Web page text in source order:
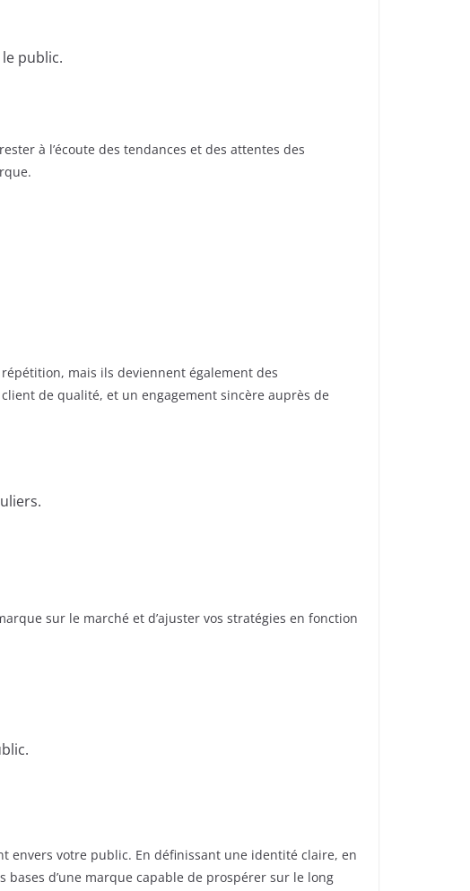
public.
à l’écoute des tendances et des attentes des
mais ils deviennent également des
de qualité, et un engagement sincère auprès de
sur le marché et d’ajuster vos stratégies en fonction
envers votre public. En définissant une identité claire, en
d’une marque capable de prospérer sur le long